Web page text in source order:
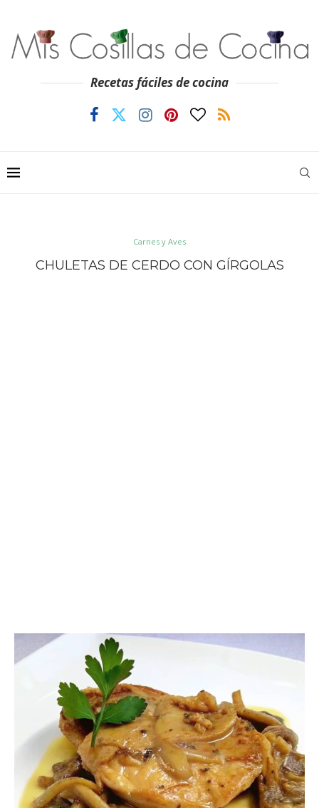
Recetas fáciles de cocina
Carnes y Aves
CHULETAS DE CERDO CON GÍRGOLAS